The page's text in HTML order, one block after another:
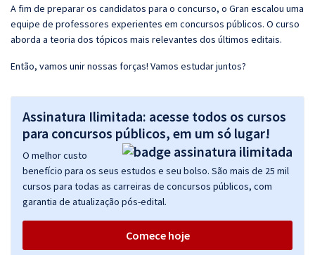
A fim de preparar os candidatos para o concurso, o Gran escalou uma
equipe de professores experientes em concursos públicos. O curso
aborda a teoria dos tópicos mais relevantes dos últimos editais.
Então, vamos unir nossas forças! Vamos estudar juntos?
Assinatura Ilimitada: acesse todos os cursos
para concursos públicos, em um só lugar!
O melhor custo
benefício para os seus estudos e seu bolso. São mais de 25 mil
cursos para todas as carreiras de concursos públicos, com
garantia de atualização pós-edital.
Comece hoje